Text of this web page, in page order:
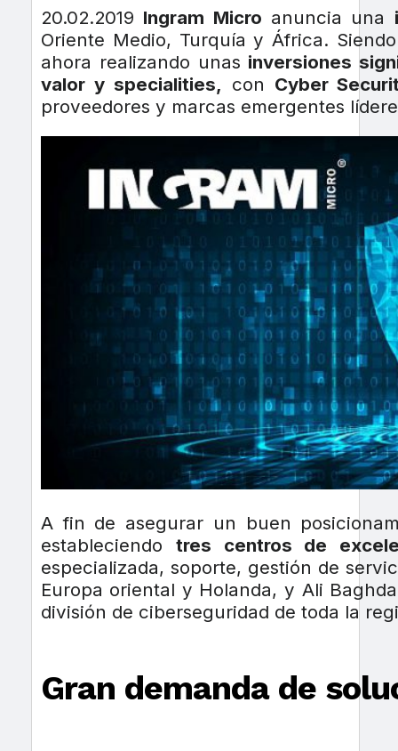
20.02.2019 Ingram Micro anuncia una
Oriente Medio, Turquía y África.
ahora realizando unas inversiones
valor y specialities, con Cyber
proveedores y marcas emergentes
A fin de asegurar un buen
estableciendo tres centros de
especializada, soporte, gestión de
Europa oriental y Holanda, y Ali
división de ciberseguridad de toda la
Gran demanda de